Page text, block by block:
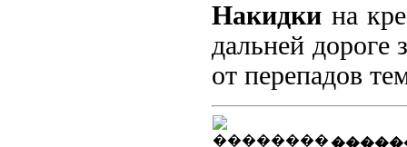
Накидки на
дальней дороге
от перепадов